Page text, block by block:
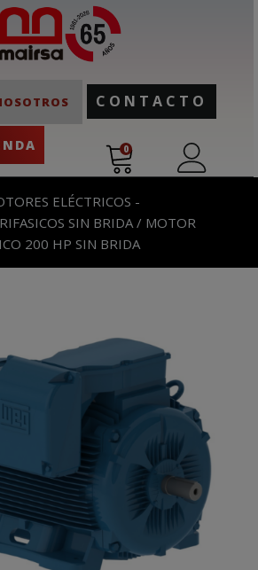
CONTACTO
0
ELÉCTRICOS -
SIN BRIDA / MOTOR
200 HP SIN BRIDA